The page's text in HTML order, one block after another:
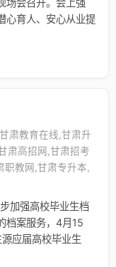
场会召开。会上强
心育人、安心从业提
肃教育在线,甘肃升
肃高招网,甘肃招考
职教网,甘肃专升本,
加强高校毕业生档
档案服务，4月15
应届高校毕业生